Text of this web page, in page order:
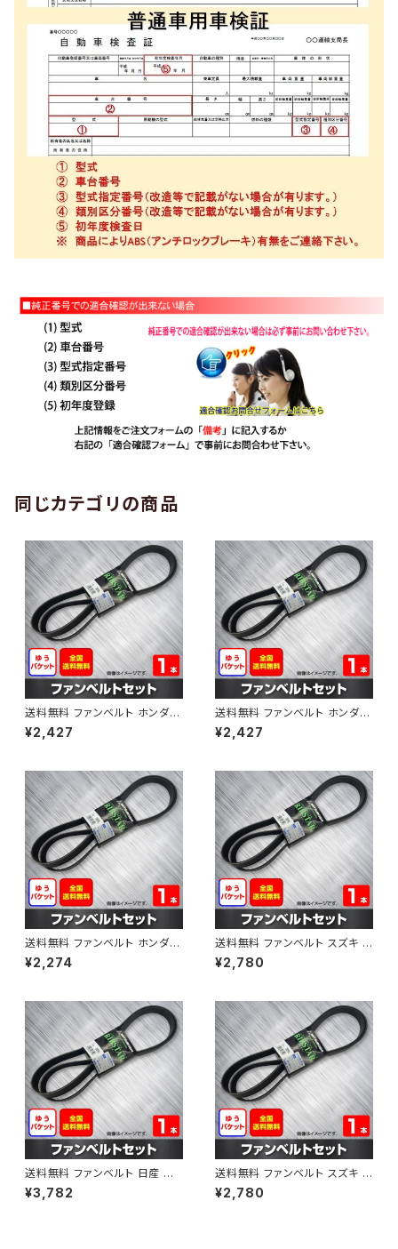
同じカテゴリの商品
送料無料 ファンベルト ホンダ
ゼスト 型式JE1 H18.03～H24.
11 （国内トップメーカー） 1本 H
¥2,427
送料無料 ファンベルト ホンダ ラ
イフ 型式JB6 H15.09～H20.1
1 （国内トップメーカー） 1本 HA
¥2,427
送料無料 ファンベルト ホンダ フ
ィット 型式GE6 H19.10～H25.
09 （国内トップメーカー） 1本 H
¥2,274
送料無料 ファンベルト スズキ ス
ペーシア 型式MK32S H25.03
～H30.02 （国内トップメーカ
¥2,780
送料無料 ファンベルト 日産 キ
ューブ 型式Z12 H20.11～H24.
10 （国内トップメーカー） 1本 H
¥3,782
送料無料 ファンベルト スズキ ワ
ゴンR 型式MH34S H24.09～
H29.02 （国内トップメーカー）
¥2,780